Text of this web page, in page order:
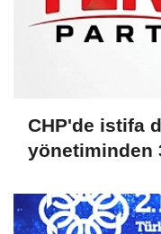
CHP'de istifa
yönetiminden